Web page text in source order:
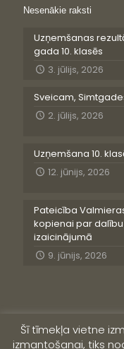
Nesenākie raksti
Uzņemšanas
gada 10. klasēs
3. jūlijs, 2026
Sveicam,
2. jūlijs, 2026
Uzņemšana 10.
12. jūnijs, 2026
Pateicība
kopienai par
izaicinājumā
9. jūnijs, 2026
Šī tīmekļa vietne
izmantošanai, tiks